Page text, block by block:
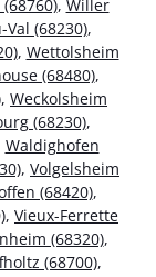
, Willer
(68230),
, Wettolsheim
(68480),
, Weckolsheim
(68230),
Waldighofen
, Volgelsheim
(68420),
, Vieux-Ferrette
(68320),
(68700),